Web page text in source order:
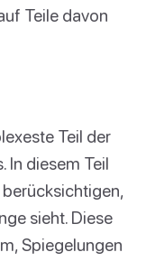
Teile davon
Teil der
In diesem Teil
sieht. Diese
Spiegelungen